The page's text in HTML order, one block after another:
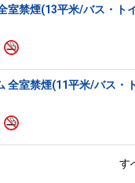
室禁煙(13平米/バス・ト
全室禁煙(11平米/バス・
す